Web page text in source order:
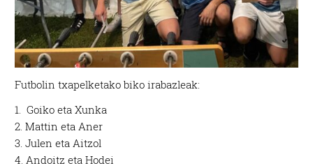
Futbolin txapelketako biko irabazleak:
1. Goiko eta Xunka
2. Mattin eta Aner
3. Julen eta Aitzol
4. Andoitz eta Hodei